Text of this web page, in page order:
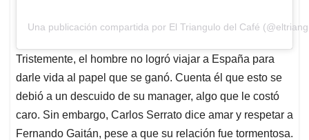
Una publicación compartida por El Triangulo del Café
Tristemente, el hombre no logró viajar a España para
darle vida al papel que se ganó. Cuenta él que esto se
debió a un descuido de su manager, algo que le costó
caro. Sin embargo, Carlos Serrato dice amar y respetar a
Fernando Gaitán, pese a que su relación fue tormentosa.